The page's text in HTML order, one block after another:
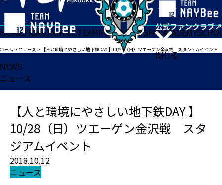
閉じる
HOMETICKETMATCHTEAMNEWSGOODSFANACADEMY
ホーム >ニュース > 【人と環境にやさしい地下鉄DAY 】10/28（日）ツエーゲン金沢戦 スタジアムイベント
NEWS
ニュース
【人と環境にやさしい地下鉄DAY 】
10/28（日）ツエーゲン金沢戦 スタ
ジアムイベント
2018.10.12
ニュース